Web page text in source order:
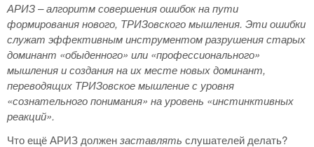
АРИЗ – алгоритм совершения ошибок на пути
формирования нового, ТРИЗовского мышления. Эти ошибки
служат эффективным инструментом разрушения старых
доминант «обыденного» или «профессионального»
мышления и создания на их месте новых доминант,
переводящих ТРИЗовское мышление с уровня
«сознательного понимания» на уровень «инстинктивных
реакций».
Что ещё АРИЗ должензаставлять слушателей делать?